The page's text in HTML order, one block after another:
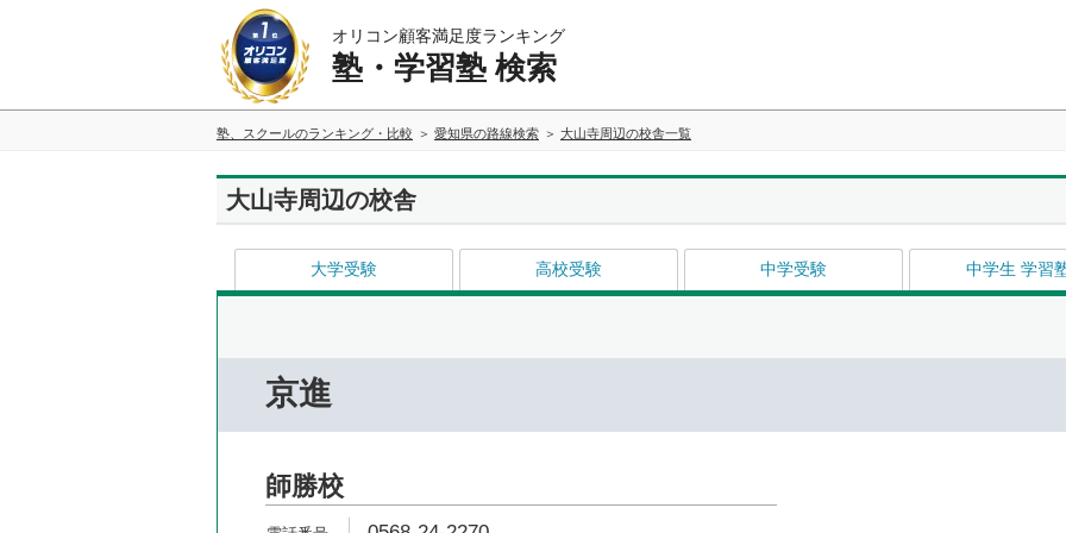
オリコン顧客満足度ランキング
塾・学習塾 検索
塾、スクールのランキング・比較 愛知県の路線検索 大山寺周辺の校舎一覧
大山寺周辺の校舎
大学受験 高校受験 中学受験 中学生 学習
京進
師勝校